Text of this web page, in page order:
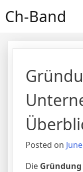
toCh-Band
Posted on
Die